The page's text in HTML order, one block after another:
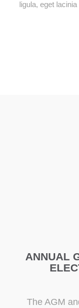
ligula, eget
ANNUAL
The AGM